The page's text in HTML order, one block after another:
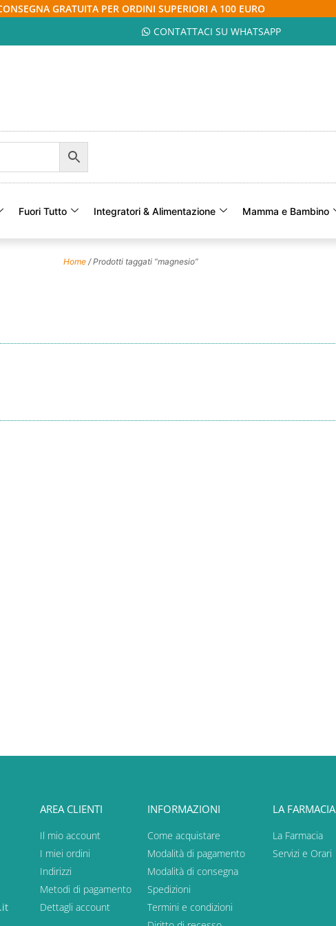
GRATUITA PER ORDINI SUPERIORI A 100 EURO
CONTATTACI SU WHATSAPP
Fuori Tutto Integratori & Alimentazione Mamma e Bambino
Home / Prodotti taggati “magnesio”
AREA CLIENTI
Il mio account
I miei ordini
Indirizzi
Metodi di pagamento
Dettagli account
INFORMAZIONI
Come acquistare
Modalità di pagamento
Modalità di consegna
Spedizioni
Termini e condizioni
LA FARMACIA
La Farmacia
Servizi e Orari